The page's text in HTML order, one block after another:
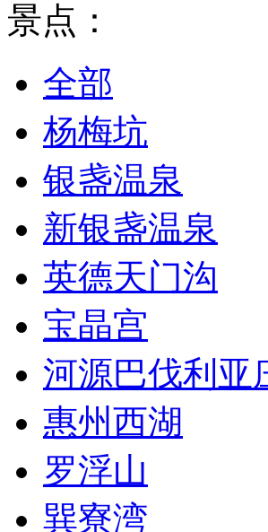
景点：
全部
杨梅坑
银盏温泉
新银盏温泉
英德天门沟
宝晶宫
河源巴伐利亚
惠州西湖
罗浮山
巽寮湾